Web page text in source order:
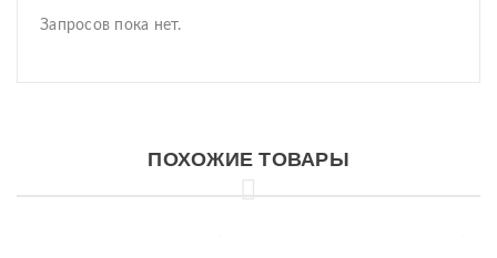
Запросов пока нет.
ПОХОЖИЕ ТОВАРЫ